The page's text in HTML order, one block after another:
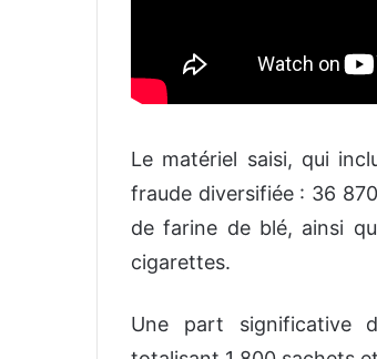
Le matériel saisi, qui
fraude diversifiée : 36
de farine de blé, ainsi
cigarettes.
Une part significative